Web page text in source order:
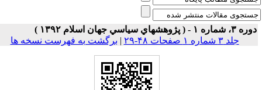
۱ - ( پژوهشهاي سياسي جهان اسلام ۱۳۹۲ )
جلد ۳ شماره ۱ صفحات ۴۸-۲۹
|برگشت به فهرست نسخه ها